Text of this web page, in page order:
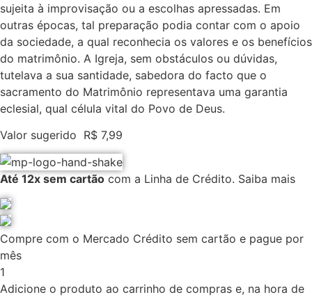
sujeita à improvisação ou a escolhas apressadas. Em
outras épocas, tal preparação podia contar com o apoio
da sociedade, a qual reconhecia os valores e os benefícios
do matrimônio. A Igreja, sem obstáculos ou dúvidas,
tutelava a sua santidade, sabedora do facto que o
sacramento do Matrimônio representava uma garantia
eclesial, qual célula vital do Povo de Deus.
Valor sugerido R$ 7,99
Até 12x sem cartão com a Linha de Crédito. Saiba mais
Compre com o Mercado Crédito sem cartão e pague por
mês
1
Adicione o produto ao carrinho de compras e, na hora de